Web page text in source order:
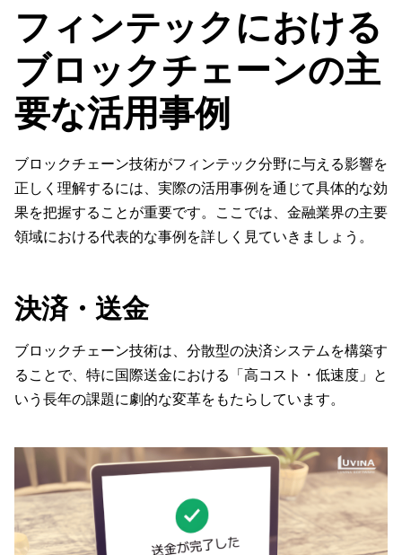
フィンテックにおける
ブロックチェーンの主
要な活用事例
ブロックチェーン技術がフィンテック分野に与える影響を
正しく理解するには、実際の活用事例を通じて具体的な効
果を把握することが重要です。ここでは、金融業界の主要
領域における代表的な事例を詳しく見ていきましょう。
決済・送金
ブロックチェーン技術は、分散型の決済システムを構築す
ることで、特に国際送金における「高コスト・低速度」と
いう長年の課題に劇的な変革をもたらしています。